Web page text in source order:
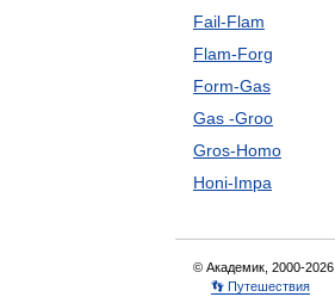
Fail-Flam
Flam-Forg
Form-Gas
Gas -Groo
Gros-Homo
Honi-Impa
© Академик, 2000-2026
👣 Путешествия